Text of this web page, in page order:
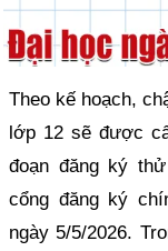
Theo kế hoạch,
lớp 12 sẽ được
đoạn đăng ký
cổng đăng ký
ngày 5/5/2026.